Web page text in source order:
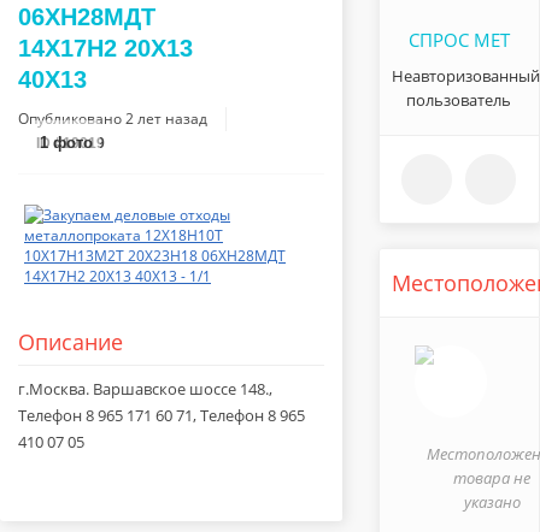
06ХН28МДТ
14Х17Н2 20Х13
40Х13
Опубликовано2 лет назад
ID #19019
1фото
Описание
г.Москва. Варшавское шоссе 148.,
Телефон 8 965 171 60 71, Телефон 8 965
410 07 05
СПРОС МЕТ
Неавторизованный
пользователь
товара не
указано